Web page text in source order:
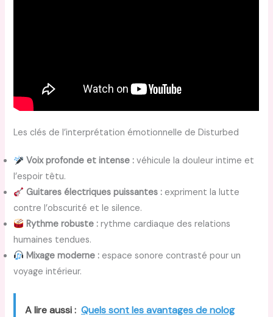
Les clés de l’interprétation émotionnelle de Disturbed
Voix profonde et intense : véhicule la douleur intime et
l’espoir têtu.
Guitares électriques puissantes : expriment la lutte
contre l’obscurité et le silence.
Rythme robuste : rythme cardiaque des relations
humaines tendues.
Mixage moderne : espace sonore contrasté pour un
voyage intérieur.
A lire aussi : Quels sont les avantages de nolog